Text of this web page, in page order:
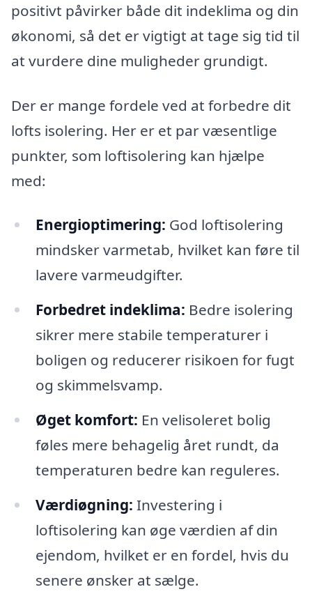
positivt påvirker både dit indeklima og din
økonomi, så det er vigtigt at tage sig tid til
at vurdere dine muligheder grundigt.
Der er mange fordele ved at forbedre dit
lofts isolering. Her er et par væsentlige
punkter, som loftisolering kan hjælpe
med:
Energioptimering: God loftisolering
mindsker varmetab, hvilket kan føre til
lavere varmeudgifter.
Forbedret indeklima: Bedre isolering
sikrer mere stabile temperaturer i
boligen og reducerer risikoen for fugt
og skimmelsvamp.
Øget komfort: En velisoleret bolig
føles mere behagelig året rundt, da
temperaturen bedre kan reguleres.
Værdiøgning: Investering i
loftisolering kan øge værdien af din
ejendom, hvilket er en fordel, hvis du
senere ønsker at sælge.